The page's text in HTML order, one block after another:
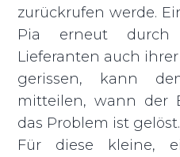
zurückrufen werde.
Pia erneut
Lieferanten auch
gerissen, kann
mitteilen, wann der
das Problem ist gelöst.
Für diese kleine,